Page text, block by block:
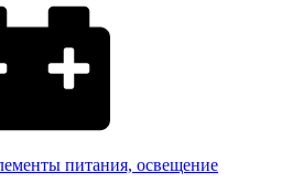
питания, освещение